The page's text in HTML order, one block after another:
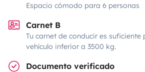
Espacio cómodo para 6 personas
Carnet B
Tu carnet de conducir es suficiente
vehículo inferior a 3500 kg.
Documento verificado